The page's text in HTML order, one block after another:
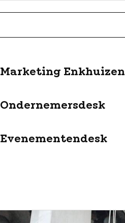
Marketing Enkhuizen
Ondernemersdesk
Evenementendesk